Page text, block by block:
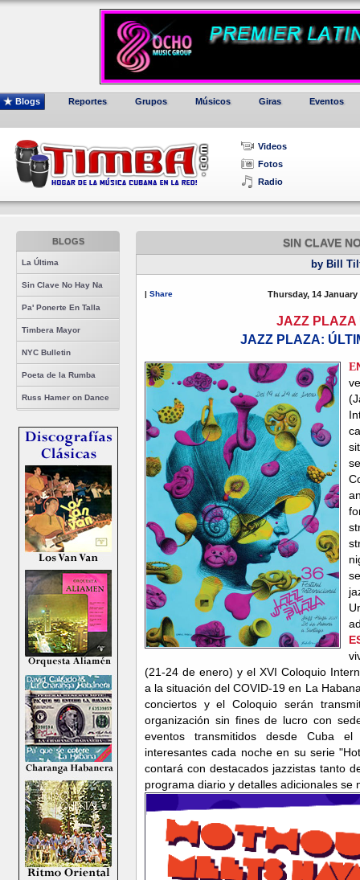
Blogs Reportes Grupos Músicos Giras Eventos
Videos
Fotos
Radio
BLOGS
La Última
Sin Clave No Hay Na
Pa' Ponerte En Talla
Timbera Mayor
NYC Bulletin
Poeta de la Rumba
Russ Hamer on Dance
SIN CLAVE
by Bill
| Share Thursday, 14 January
JAZZ PLAZA
JAZZ PLAZA:
E
(21-24 de enero) y el XVI Coloquio
a la situación del COVID-19 en La
conciertos y el Coloquio serán
organización sin fines de lucro con
eventos transmitidos desde Cuba
interesantes cada noche en su serie
contará con destacados jazzistas tanto
programa diario y detalles adicionales se